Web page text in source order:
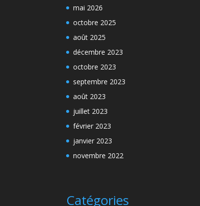
mai 2026
octobre 2025
août 2025
décembre 2023
octobre 2023
septembre 2023
août 2023
juillet 2023
février 2023
janvier 2023
novembre 2022
Catégories